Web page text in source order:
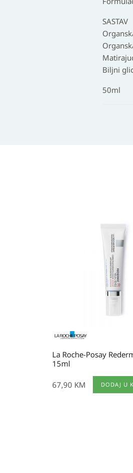
SASTAV
Biljni
50ml
La Roche-Posay
15ml
67,90 KM DODAJ U